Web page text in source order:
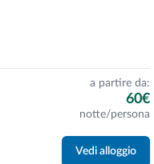
a partire da:
60€
notte/persona
Vedi alloggio